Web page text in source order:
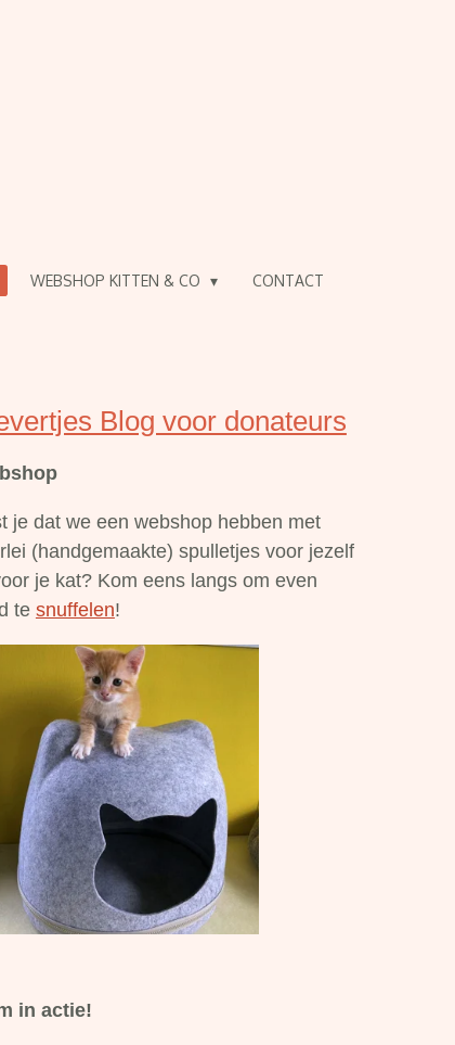
WEBSHOP KITTEN & CO CONTACT
Blog voor donateurs
je dat we een webshop hebben met
(handgemaakte) spulletjes voor jezelf
je kat? Kom eens langs om even
te snuffelen!
in actie!